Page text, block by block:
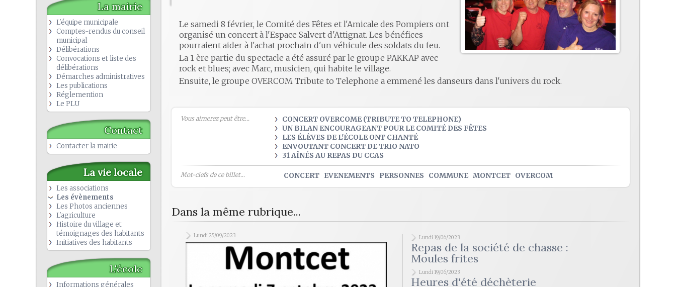
La mairie
L'équipe municipale
Comptes-rendus du conseil
municipal
Délibérations
Convocations et liste des
délibérations
Démarches administratives
Les publications
Réglemention
Le PLU
Contact
Contacter la mairie
La vie locale
Les associations
Les évènements
Les Photos anciennes
L'agriculture
Histoire du village et
témoignages des habitants
Initiatives des habitants
L'école
Informations générales
Le samedi 8 février, le Comité des Fêtes et l'Amicale des Pompiers ont
organisé un concert à l'Espace Salvert d'Attignat. Les bénéfices
pourraient aider à l'achat prochain d'un véhicule des soldats du feu.
La 1 ère partie du spectacle a été assuré par le groupe PAKKAP avec
rock et blues; avec Marc, musicien, qui habite le village.
Ensuite, le groupe OVERCOM Tribute to Telephone a emmené les danseurs dans l'univers du rock.
Vous aimerez peut être...
CONCERT OVERCOME (TRIBUTE TO TELEPHONE)
UN BILAN ENCOURAGEANT POUR LE COMITÉ DES FÊTES
LES ÉLÈVES DE L'ÉCOLE ONT CHANTÉ
ENVOUTANT CONCERT DE TRIO NATO
31 AÎNÉS AU REPAS DU CCAS
Mot-clefs de ce billet... CONCERT EVENEMENTS PERSONNES COMMUNE MONTCET OVERCOM
Dans la même rubrique...
Lundi 25/09/2023 Lundi 19/06/2023
Repas de la société de chasse :
Moules frites
Lundi 19/06/2023
Heures d'été déchèterie